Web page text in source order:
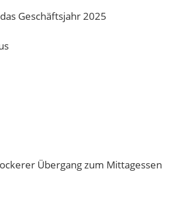
Geschäftsjahr 2025
Übergang zum Mittagessen